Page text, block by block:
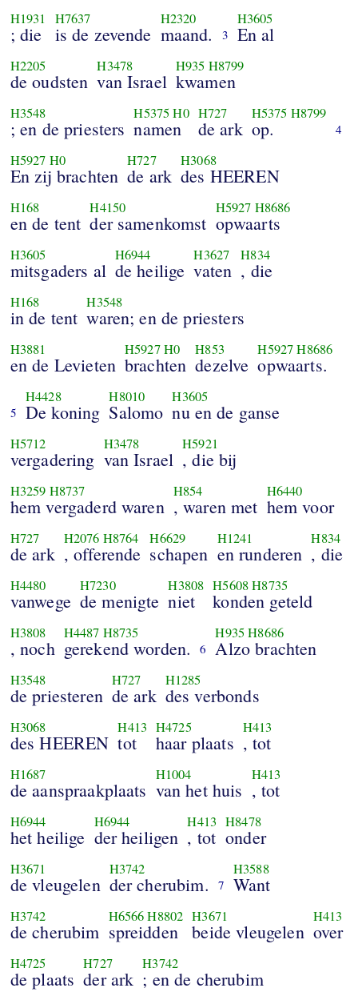
H1931
; die
H7637
is de zevende
H2320
maand. 3
H3605
En al
H2205
de oudsten
H3478
van Israel
H935 H8799
kwamen
H3548
; en de priesters
H5375 H0
namen
H727
de ark
H5375 H8799
op. 4
H5927 H0
En zij brachten
H727
de ark
H3068
des HEEREN
H168
en de tent
H4150
der samenkomst
H5927 H8686
opwaarts
H3605
mitsgaders al
H6944
de heilige
H3627
vaten
H834
, die
H168
in de tent
H3548
waren; en de priesters
H3881
en de Levieten
H5927H0
brachten
H853
dezelve
H5927H8686
opwaarts.
5
H4428
De koning
H8010
Salomo
H3605
nu en de ganse
H5712
vergadering
H3478
van Israel
H5921
, die bij
H3259 H8737
hem vergaderd waren
H854
, waren met
H6440
hem voor
H727
de ark
H2076 H8764
, offerende
H6629
schapen
H1241
en runderen
H834
, die
H4480
vanwege
H7230
de menigte
H3808
niet
H5608H8735
konden geteld
H3808
, noch
H4487 H8735
gerekend worden. 6
H935H8686
Alzo brachten
H3548
de priesteren
H727
de ark
H1285
des verbonds
H3068
des HEEREN
H413
tot
H4725
haar plaats
H413
, tot
H1687
de aanspraakplaats
H1004
van het huis
H413
, tot
H6944
het heilige
H6944
der heiligen
H413
, tot
H8478
onder
H3671
de vleugelen
H3742
der cherubim. 7
H3588
Want
H3742
de cherubim
H6566 H8802
spreidden
H3671
beide vleugelen
H413
over
H4725
de plaats
H727
der ark
H3742
; en de cherubim